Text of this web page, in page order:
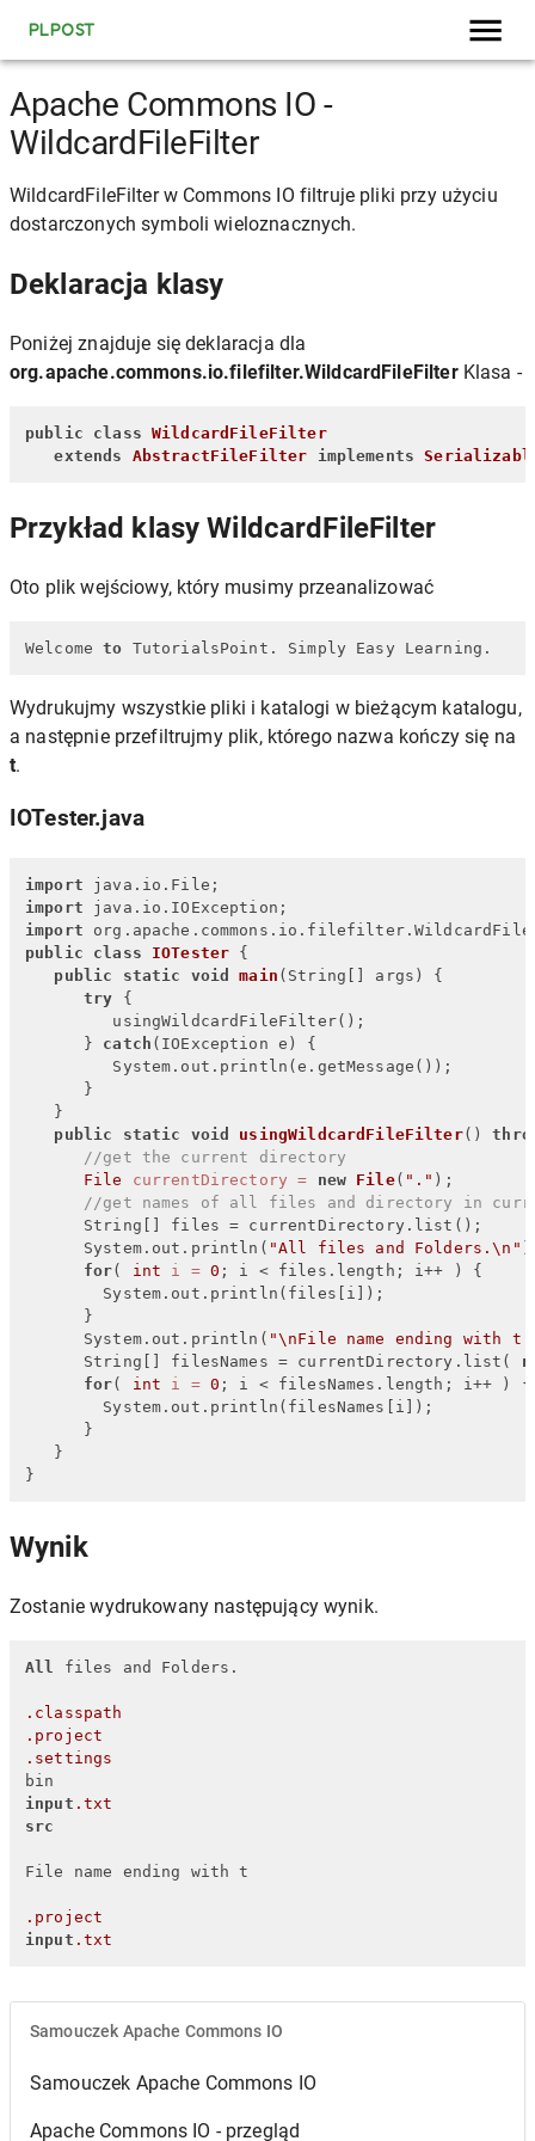
PLPOST
Apache Commons IO -
WildcardFileFilter
WildcardFileFilter w Commons IO filtruje pliki przy użyciu
dostarczonych symboli wieloznacznych.
Deklaracja klasy
Poniżej znajduje się deklaracja dla
org.apache.commons.io.filefilter.WildcardFileFilterKlasa -
public class WildcardFileFilter
extends
AbstractFileFilter implements
Przykład klasy WildcardFileFilter
Oto plik wejściowy, który musimy przeanalizować
Welcome to TutorialsPoint. Simply Easy Learning.
Wydrukujmy wszystkie pliki i katalogi w bieżącym katalogu,
a następnie przefiltrujmy plik, którego nazwa kończy się na
t.
IOTester.java
import
import
import
public
class IOTester {
public
static void main (String[] args)
{
try {
         usingWildcardFileFilter();
      }
catch (IOException e) {
         System.out.println(e.getMessage());
      }
   }
public
static void usingWildcardFileFilter()
//get the current directory
File
currentDirectory = new File( "." );
//get names of all files and directory in
      String[] files = currentDirectory.list();
      System.out.println(
"All files and Folders.\n"
for( int i = 0 ; i < files.length; i++ ) {
        System.out.println(files[i]);
      }
      System.out.println(
"\nFile name ending with
      String[] filesNames = currentDirectory.list(
for( int i = 0 ; i < filesNames.length; i++ ) {
        System.out.println(filesNames[i]);
      }
   }
}
Wynik
Zostanie wydrukowany następujący wynik.
All files and Folders.
.classpath
.project
.settings
input .txt
src
File name ending with t
.project
input .txt
Samouczek Apache Commons IO
Samouczek Apache Commons IO
Apache Commons IO - przegląd